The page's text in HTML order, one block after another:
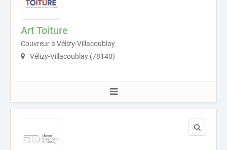
Art Toiture
Couvreur à Vélizy-Villacoublay
Vélizy-Villacoublay (78140)